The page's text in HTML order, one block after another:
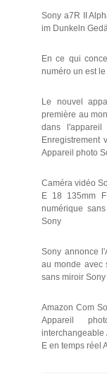
Sony a7R II
im Dunkeln
En ce qui
numéro un est le
Le nouvel
première au
dans
Enregistrement
Appareil photo
Caméra vidéo
E 18 135mm
numérique
Sony
Sony annonce
au monde avec
sans miroir
Amazon Com
Appareil
interchangeable
E en temps réel